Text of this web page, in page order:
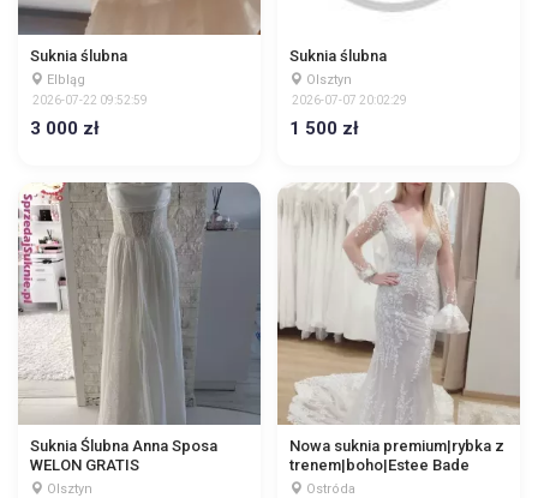
Suknia ślubna
Elbląg
2026-07-22 09:52:59
3 000 zł
Suknia ślubna
Olsztyn
2026-07-07 20:02:29
1 500 zł
Suknia Ślubna Anna Sposa
WELON GRATIS
Olsztyn
Nowa suknia premium|rybka z
trenem|boho|Estee Bade
Ostróda